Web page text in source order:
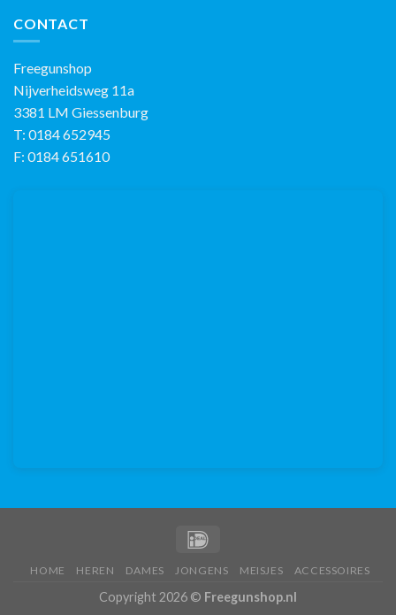
CONTACT
Freegunshop
Nijverheidsweg 11a
3381 LM Giessenburg
T: 0184 652945
F: 0184 651610
HOME HEREN DAMES JONGENS MEISJES ACCESSOIRES
Copyright 2026 © Freegunshop.nl